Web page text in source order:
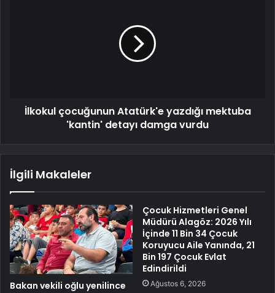
İlkokul çocuğunun Atatürk'e yazdığı mektuba
'kantin' detayı damga vurdu
İlgili Makaleler
Bakan vekili oğlu yenilince
Çocuk Hizmetleri Genel
Müdürü Alagöz: 2026 Yılı
İçinde 11 Bin 34 Çocuk
Koruyucu Aile Yanında, 21
Bin 197 Çocuk Evlat
Edindirildi
Ağustos 6, 2026